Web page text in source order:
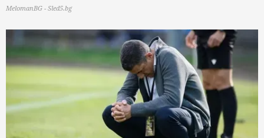
MelomanBG - Sled5.bg